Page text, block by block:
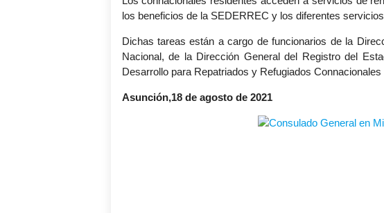
los beneficios de la SEDERREC y los diferentes
Dichas tareas están a cargo de funcionarios de la
Nacional, de la Dirección General del Registro del
Desarrollo para Repatriados y Refugiados
Asunción,18 de agosto de 2021